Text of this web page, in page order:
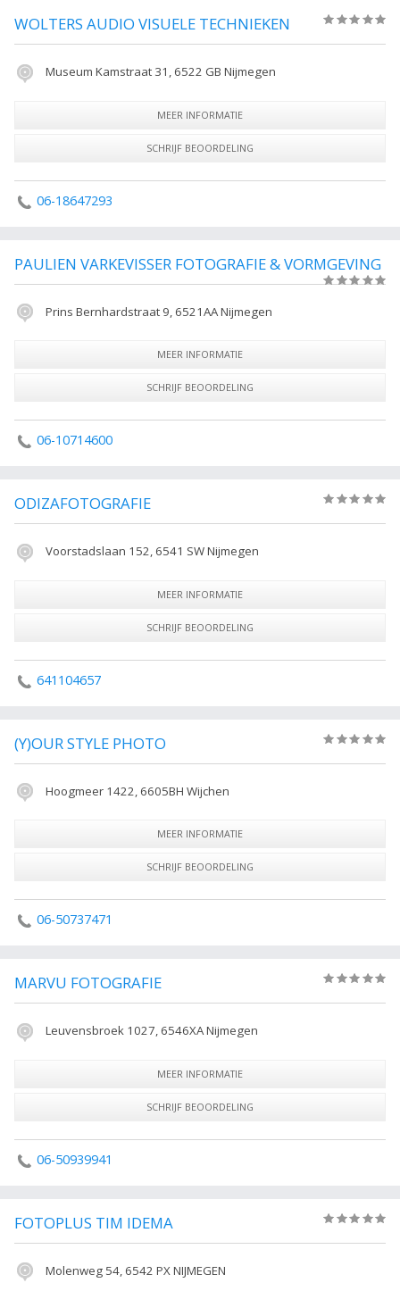
WOLTERS AUDIO VISUELE TECHNIEKEN
Museum Kamstraat 31, 6522 GB Nijmegen
MEER INFORMATIE
SCHRIJF BEOORDELING
06-18647293
PAULIEN VARKEVISSER FOTOGRAFIE & VORMGEVING
Prins Bernhardstraat 9, 6521AA Nijmegen
MEER INFORMATIE
SCHRIJF BEOORDELING
06-10714600
ODIZAFOTOGRAFIE
Voorstadslaan 152, 6541 SW Nijmegen
MEER INFORMATIE
SCHRIJF BEOORDELING
641104657
(Y)OUR STYLE PHOTO
Hoogmeer 1422, 6605BH Wijchen
MEER INFORMATIE
SCHRIJF BEOORDELING
06-50737471
MARVU FOTOGRAFIE
Leuvensbroek 1027, 6546XA Nijmegen
MEER INFORMATIE
SCHRIJF BEOORDELING
06-50939941
FOTOPLUS TIM IDEMA
Molenweg 54, 6542 PX NIJMEGEN